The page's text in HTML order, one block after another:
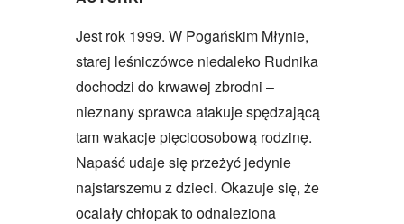
Jest rok 1999. W Pogańskim Młynie,
starej leśniczówce niedaleko Rudnika
dochodzi do krwawej zbrodni –
nieznany sprawca atakuje spędzającą
tam wakacje pięcioosobową rodzinę.
Napaść udaje się przeżyć jedynie
najstarszemu z dzieci. Okazuje się, że
ocalały chłopak to odnaleziona